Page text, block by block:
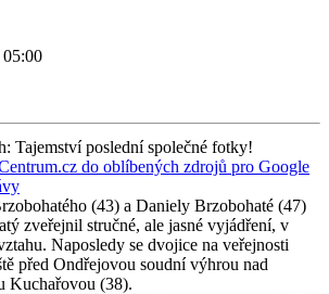
05:00
Tajemství poslední společné fotky!
do oblíbených zdrojů pro Google
(43) a Daniely Brzobohaté (47)
zveřejnil stručné, ale jasné vyjádření, v
Naposledy se dvojice na veřejnosti
před Ondřejovou soudní výhrou nad
Kuchařovou (38).